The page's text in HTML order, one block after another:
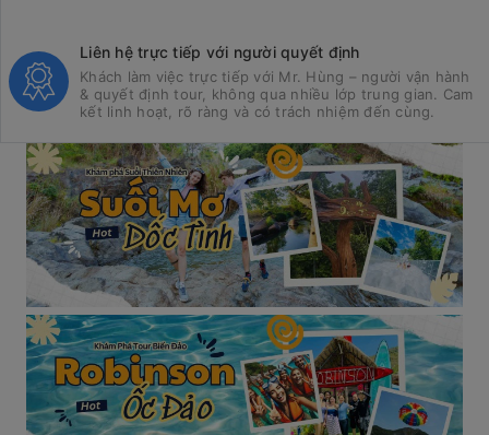
Liên hệ trực tiếp với người quyết định
Khách làm việc trực tiếp với Mr. Hùng – người vận hành
& quyết định tour, không qua nhiều lớp trung gian. Cam
kết linh hoạt, rõ ràng và có trách nhiệm đến cùng.